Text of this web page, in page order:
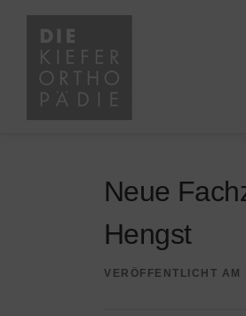
springen
Neue
Hengst
VERÖFFENTLICHT AM